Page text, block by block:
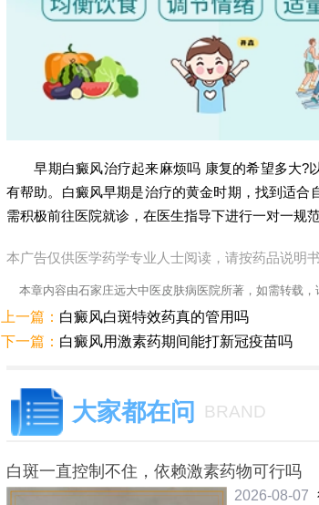
早期白癜风治疗起来麻烦吗 康复的希望多大?
有帮助。白癜风早期是治疗的黄金时期，找到适合
需积极前往医院就诊，在医生指导下进行一对一规
本广告仅供医学药学专业人士阅读，请按药品说明
本章内容由石家庄远大中医皮肤病医院所著，如需转载，
上一篇： 白癜风白斑特效药真的管用吗
下一篇： 白癜风用激素药期间能打新冠疫苗吗
大家都在问 BRAND
白斑一直控制不住，依赖激素药物可行吗
2026-08-07